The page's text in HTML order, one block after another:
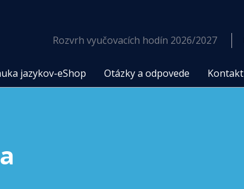
Rozvrh vyučovacích hodín 2026/2027
jazykov-eShop Otázky a odpovede Kontakt